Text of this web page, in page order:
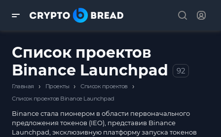
Список проектов
Binance Launchpad
92
Главная › Проекты › Список проектов ›
Список проектов Binance Launchpad
Binance стала пионером в области первоначального
предложения токенов (IEO), представив Binance
Launchpad, эксклюзивную платформу запуска токенов